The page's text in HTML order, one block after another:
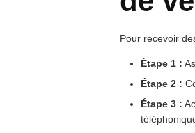
Pour recevoir
Étape 1 :
Étape 2 :
Étape 3 :